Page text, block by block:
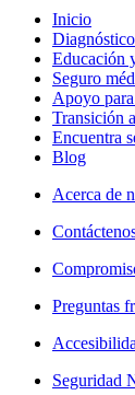
Inicio
Educación
Seguro
Apoyo
Transición
Encuentra
Blog
Acerca de
Preguntas
Seguridad